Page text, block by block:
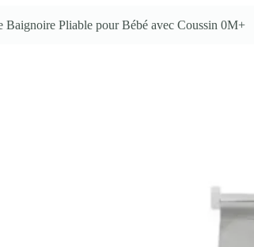
Baignoire Pliable pour Bébé avec Coussin 0M+